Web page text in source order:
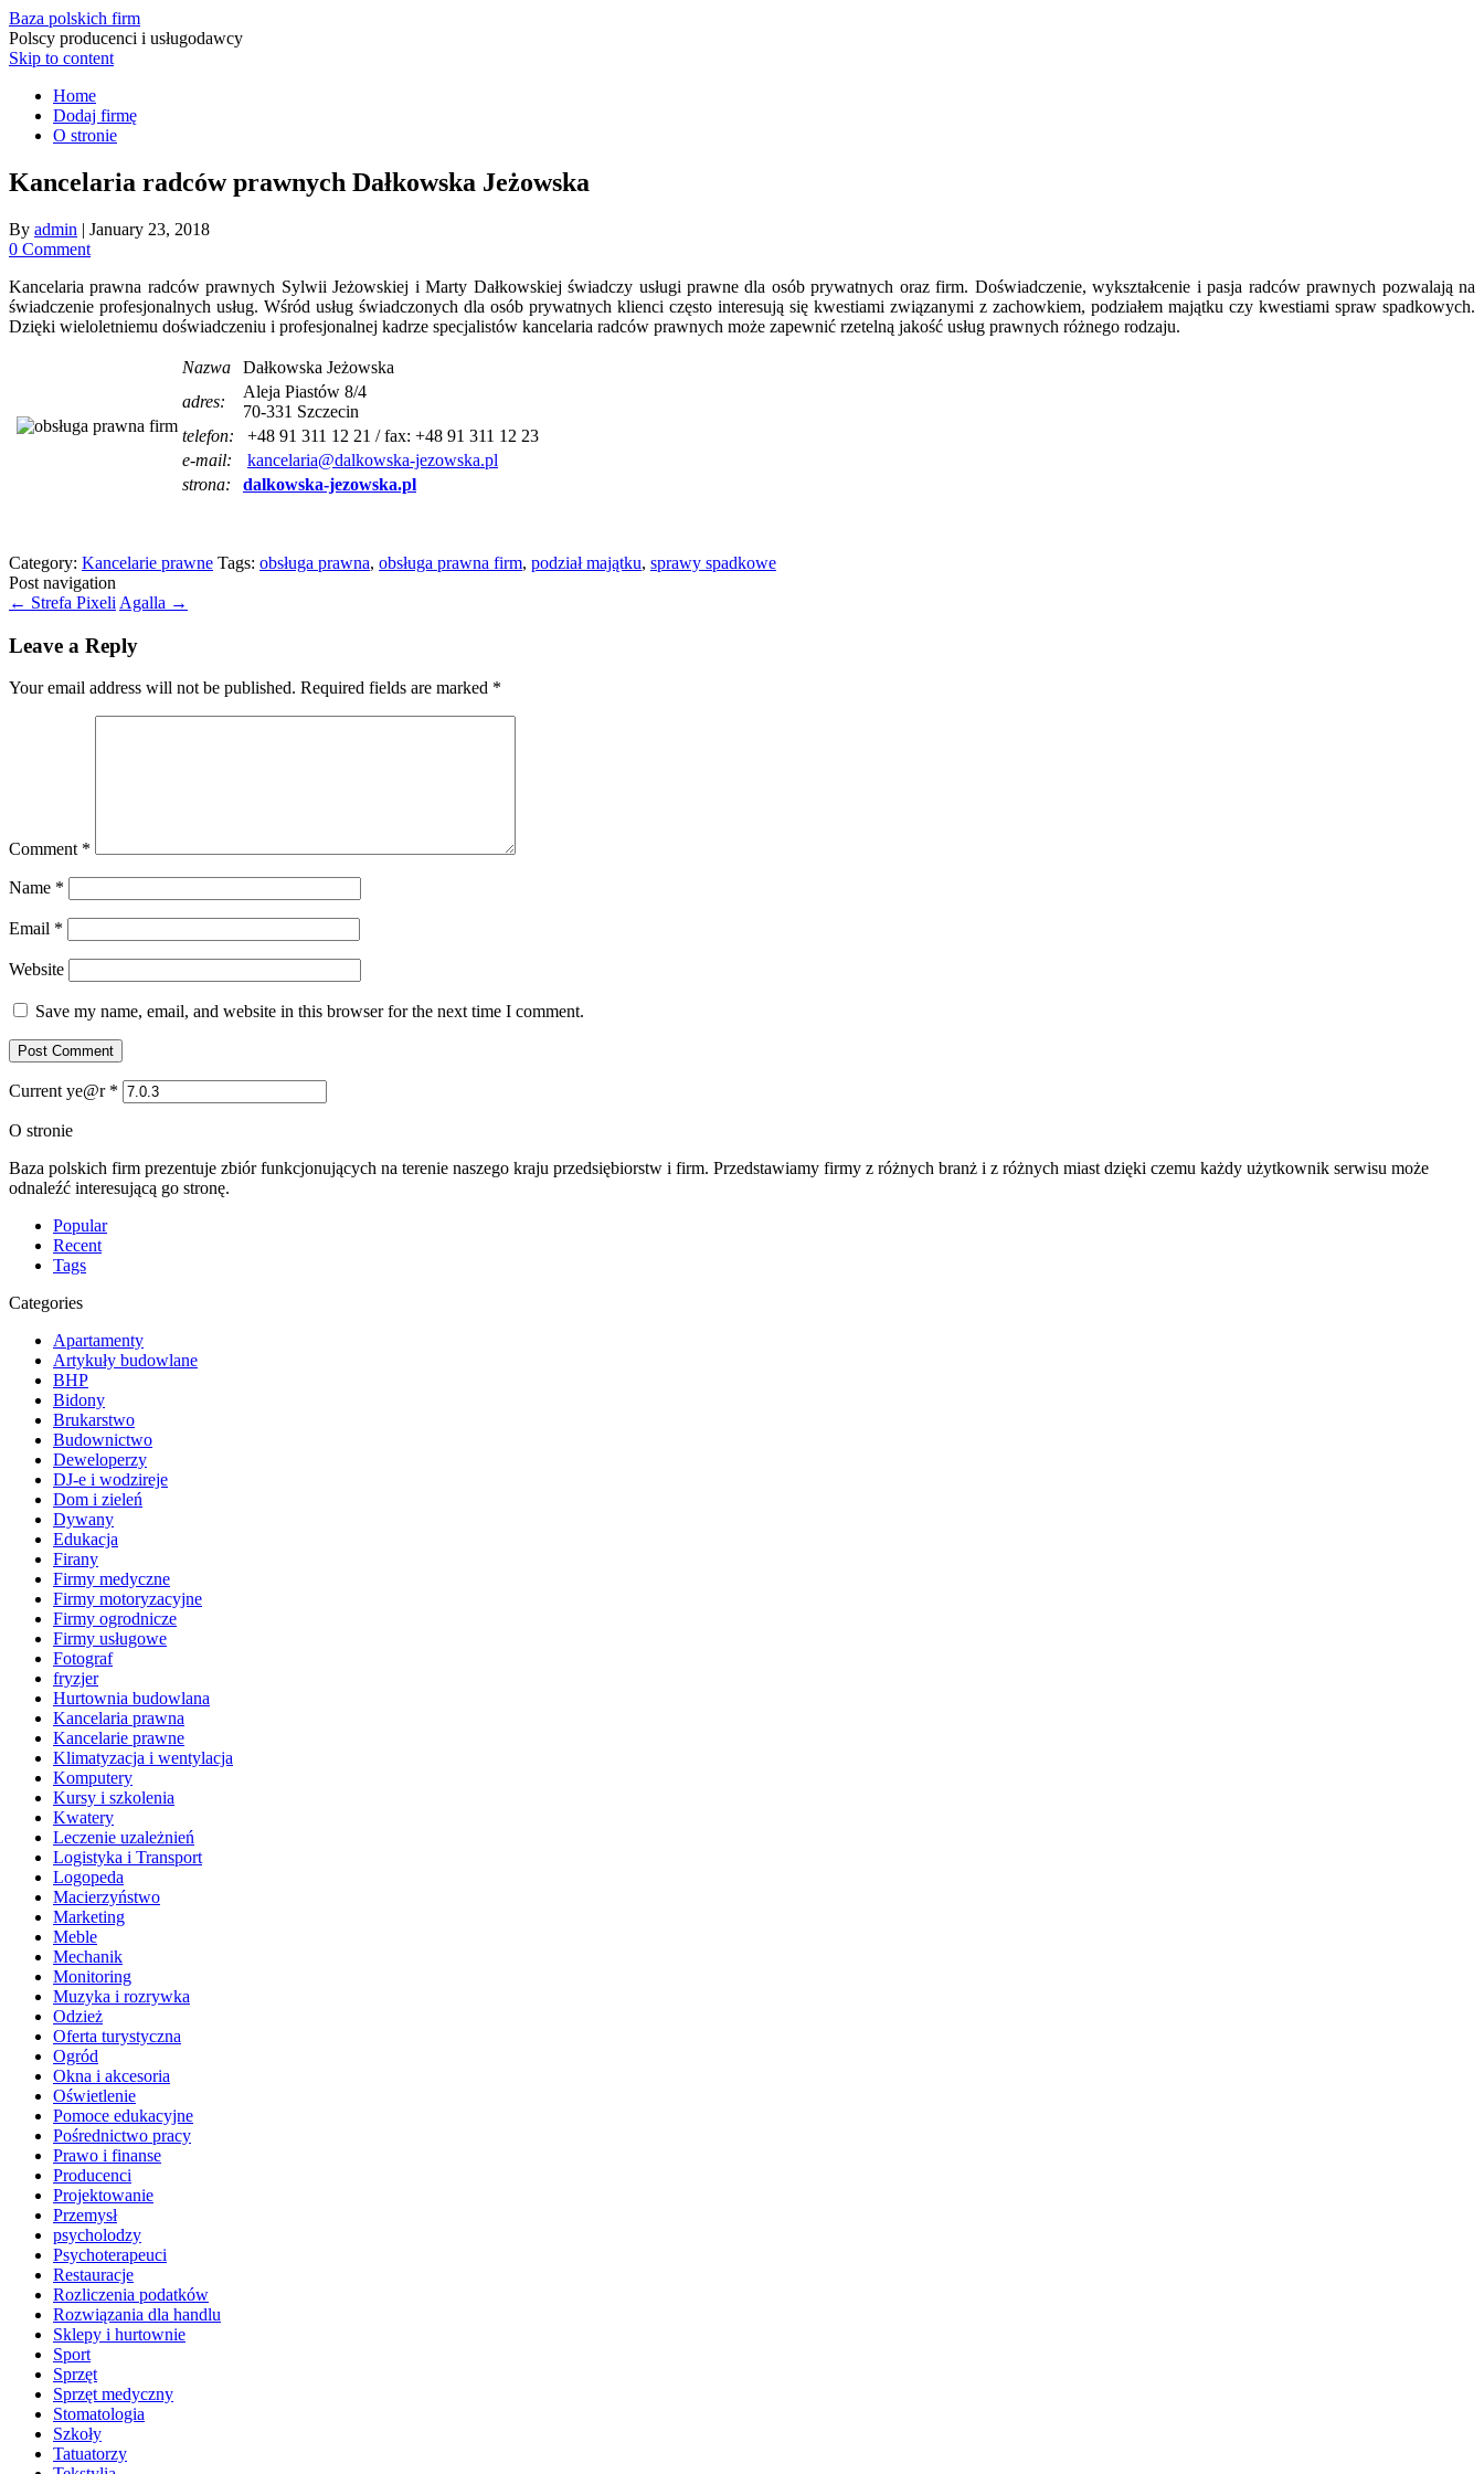
Baza polskich firm
Polscy producenci i usługodawcy
Skip to content
Home
Dodaj firmę
O stronie
Kancelaria radców prawnych Dałkowska Jeżowska
By admin | January 23, 2018
0 Comment
Kancelaria prawna radców prawnych Sylwii Jeżowskiej i Marty Dałkowskiej świadczy usługi prawne dla osób prywatnych oraz firm. Doświadczenie, wykształcenie i pasja radców prawnych pozwalają na
świadczenie profesjonalnych usług. Wśród usług świadczonych dla osób prywatnych klienci często interesują się kwestiami związanymi z zachowkiem, podziałem majątku czy kwestiami spraw spadkowych.
Dzięki wieloletniemu doświadczeniu i profesjonalnej kadrze specjalistów kancelaria radców prawnych może zapewnić rzetelną jakość usług prawnych różnego rodzaju.
Nazwa
Dałkowska Jeżowska
adres:
Aleja Piastów 8/4
70-331 Szczecin
telefon:
+48 91 311 12 21 / fax: +48 91 311 12 23
e-mail:
kancelaria@dalkowska-jezowska.pl
strona:
dalkowska-jezowska.pl
Category: Kancelarie prawne Tags: obsługa prawna, obsługa prawna firm, podział majątku, sprawy spadkowe
Post navigation
← Strefa Pixeli Agalla →
Leave a Reply
Your email address will not be published. Required fields are marked *
Comment *
Name *
Email *
Website
Save my name, email, and website in this browser for the next time I comment.
Current ye@r *
O stronie
Baza polskich firm prezentuje zbiór funkcjonujących na terenie naszego kraju przedsiębiorstw i firm. Przedstawiamy firmy z różnych branż i z różnych miast dzięki czemu każdy użytkownik serwisu może
odnaleźć interesującą go stronę.
Popular
Recent
Tags
Categories
Apartamenty
Artykuły budowlane
BHP
Bidony
Brukarstwo
Budownictwo
Deweloperzy
DJ-e i wodzireje
Dom i zieleń
Dywany
Edukacja
Firany
Firmy medyczne
Firmy motoryzacyjne
Firmy ogrodnicze
Firmy usługowe
Fotograf
fryzjer
Hurtownia budowlana
Kancelaria prawna
Kancelarie prawne
Klimatyzacja i wentylacja
Komputery
Kursy i szkolenia
Kwatery
Leczenie uzależnień
Logistyka i Transport
Logopeda
Macierzyństwo
Marketing
Meble
Mechanik
Monitoring
Muzyka i rozrywka
Odzież
Oferta turystyczna
Ogród
Okna i akcesoria
Oświetlenie
Pomoce edukacyjne
Pośrednictwo pracy
Prawo i finanse
Producenci
Projektowanie
Przemysł
psycholodzy
Psychoterapeuci
Restauracje
Rozliczenia podatków
Rozwiązania dla handlu
Sklepy i hurtownie
Sport
Sprzęt
Sprzęt medyczny
Stomatologia
Szkoły
Tatuatorzy